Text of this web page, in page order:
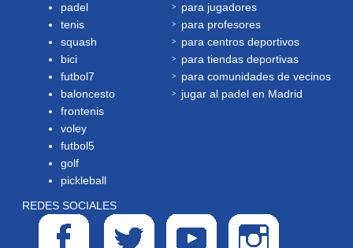
padel
tenis
squash
bici
futbol7
baloncesto
frontenis
voley
futbol5
golf
pickleball
para jugadores
para profesores
para centros deportivos
para tiendas deportivas
para comunidades de vecinos
jugar al padel en Madrid
REDES SOCIALES